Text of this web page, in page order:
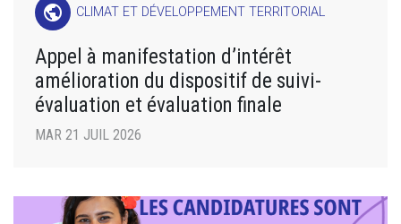
public CLIMAT ET DÉVELOPPEMENT TERRITORIAL
Appel à manifestation d’intérêt
amélioration du dispositif de suivi-
évaluation et évaluation finale
MAR 21 JUIL 2026